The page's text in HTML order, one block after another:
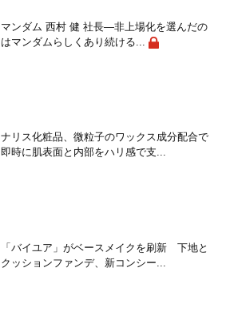
マンダム 西村 健 社長―非上場化を選んだの
はマンダムらしくあり続ける...
ナリス化粧品、微粒子のワックス成分配合で
即時に肌表面と内部をハリ感で支...
「バイユア」がベースメイクを刷新 下地と
クッションファンデ、新コンシー...